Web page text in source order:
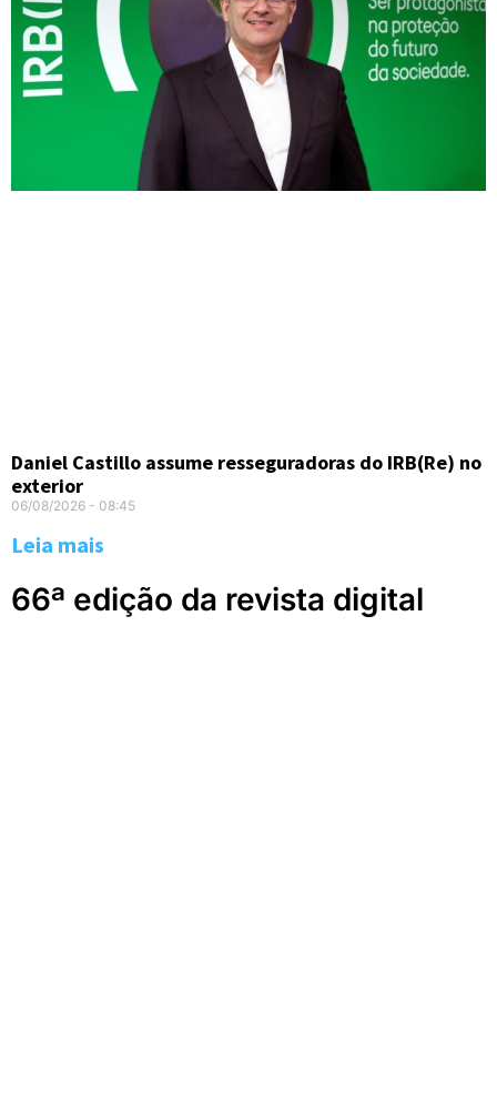
Daniel Castillo assume resseguradoras do IRB(Re) no
exterior
06/08/2026 08:45
Leia mais
66ª edição da revista digital